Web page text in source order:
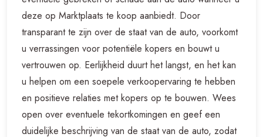
deze op Marktplaats te koop aanbiedt. Door
transparant te zijn over de staat van de auto, voorkomt
u verrassingen voor potentiële kopers en bouwt u
vertrouwen op. Eerlijkheid duurt het langst, en het kan
u helpen om een soepele verkoopervaring te hebben
en positieve relaties met kopers op te bouwen. Wees
open over eventuele tekortkomingen en geef een
duidelijke beschrijving van de staat van de auto, zodat